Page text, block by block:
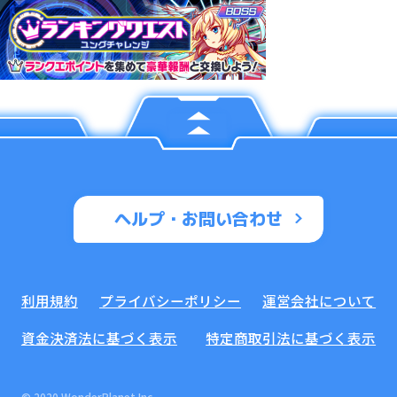
ヘルプ・お問い合わせ
利用規約 プライバシーポリシー
運営会社について
資金決済法に基づく表示
特定商取引法に基づく表示